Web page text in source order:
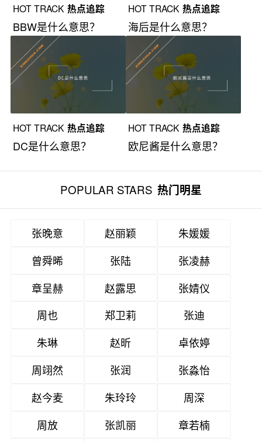
HOT TRACK 热点追踪
BBW是什么意思？
HOT TRACK 热点追踪
海后是什么意思？
HOT TRACK 热点追踪
DC是什么意思？
HOT TRACK 热点追踪
欧尼酱是什么意思？
POPULAR STARS 热门明星
张晚意 赵丽颖
朱媛媛
曾舜晞
张陆
张凌赫
章呈赫
赵露思
张婧仪
周也
郑卫莉
张迪
朱琳
赵昕
卓依婷
周翊然
张润
张淼怡
赵今麦
朱玲玲
周深
周放
张凯丽
章若楠